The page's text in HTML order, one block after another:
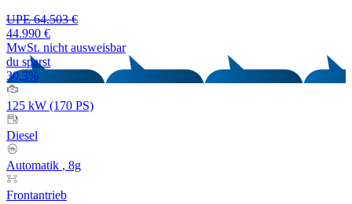
UPE 64.503 €
44.990 €
MwSt. nicht ausweisbar
du sparst
30,3%
125 kW (170 PS)
Diesel
Automatik , 8g
Frontantrieb